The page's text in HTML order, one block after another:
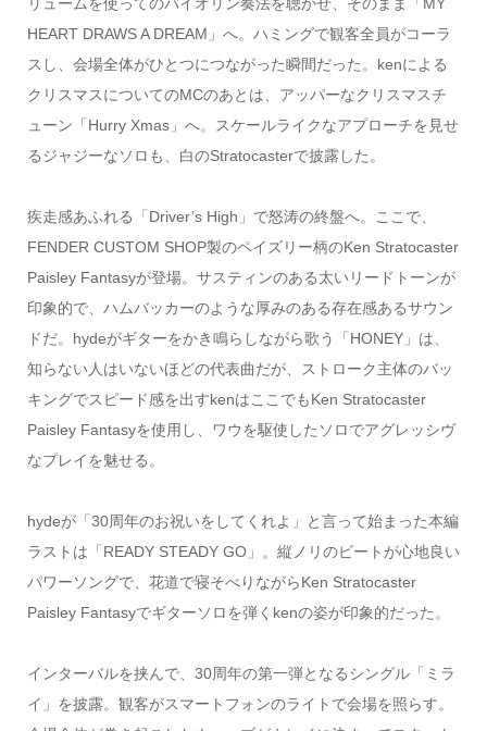
HEART DRAWS A DREAM」へ。ハミングで観客全員がコーラ
スし、会場全体がひとつにつながった瞬間だった。kenによる
クリスマスについてのMCのあとは、アッパーなクリスマスチ
ューン「Hurry Xmas」へ。スケールライクなアプローチを見せ
るジャジーなソロも、白のStratocasterで披露した。
疾走感あふれる「Driver’s High」で怒涛の終盤へ。ここで、
FENDER CUSTOM SHOP製のペイズリー柄のKen Stratocaster
Paisley Fantasyが登場。サスティンのある太いリードトーンが
印象的で、ハムバッカーのような厚みのある存在感あるサウン
ドだ。hydeがギターをかき鳴らしながら歌う「HONEY」は、
知らない人はいないほどの代表曲だが、ストローク主体のバッ
キングでスピード感を出すkenはここでもKen Stratocaster
Paisley Fantasyを使用し、ワウを駆使したソロでアグレッシヴ
なプレイを魅せる。
hydeが「30周年のお祝いをしてくれよ」と言って始まった本編
ラストは「READY STEADY GO」。縦ノリのビートが心地良い
パワーソングで、花道で寝そべりながらKen Stratocaster
Paisley Fantasyでギターソロを弾くkenの姿が印象的だった。
インターバルを挟んで、30周年の第一弾となるシングル「ミラ
イ」を披露。観客がスマートフォンのライトで会場を照らす。